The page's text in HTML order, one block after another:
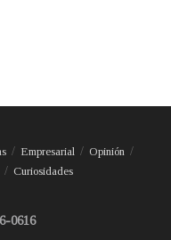
Empresarial
Opinión
Curiosidades
0616